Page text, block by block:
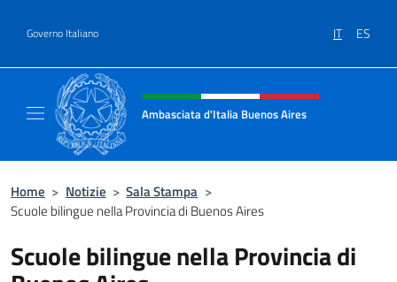
Governo Italiano IT ES
Intestazione sito, social e menù
Ambasciata d'Italia Buenos Aires
Home > Notizie > Sala Stampa >
Scuole bilingue nella Provincia di Buenos Aires
Scuole bilingue nella Provincia di